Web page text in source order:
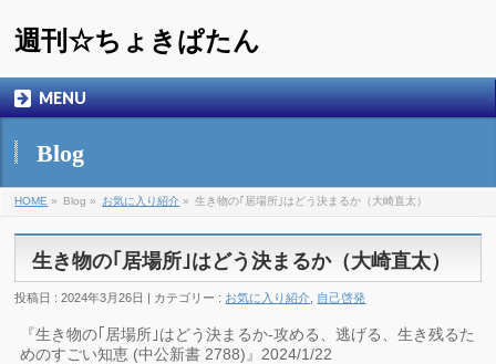
週刊☆ちょきぱたん
MENU
Blog
HOME » Blog » お気に入り紹介 » 生き物の｢居場所｣はどう決まるか（大崎直太）
生き物の｢居場所｣はどう決まるか（大崎直太）
投稿日 : 2024年3月26日 | カテゴリー : お気に入り紹介 自己啓発
『生き物の｢居場所｣はどう決まるか-攻める、逃げる、生き残るた
めのすごい知恵 (中公新書 2788)』2024/1/22